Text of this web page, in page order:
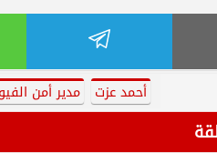
أحمد عزت مدير أمن